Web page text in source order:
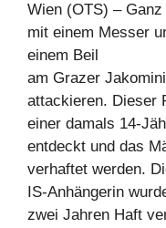
Wien (OTS) –
mit einem Messer
einem Beil
am Grazer
attackieren. Dieser
einer damals 14-
entdeckt und das
verhaftet werden.
IS-Anhängerin
zwei Jahren Haft